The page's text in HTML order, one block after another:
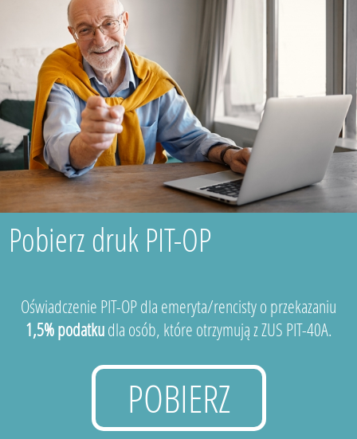
Pobierz druk PIT-OP
Oświadczenie PIT-OP dla emeryta/rencisty o przekazaniu
1,5% podatkudla osób, które otrzymują z ZUS PIT-40A.
POBIERZ